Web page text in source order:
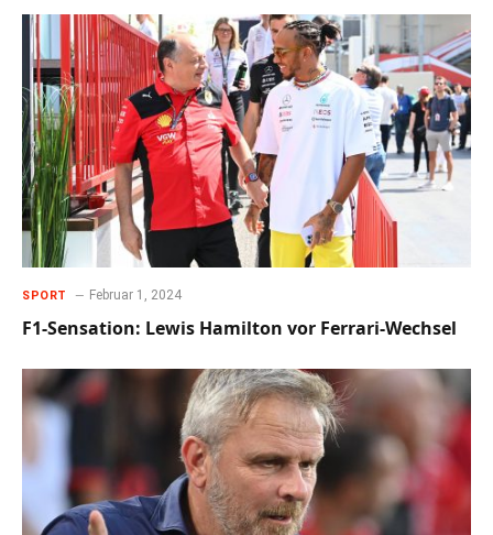
SPORT Februar 1, 2024
F1-Sensation: Lewis Hamilton vor Ferrari-Wechsel